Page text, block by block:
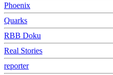
Phoenix
Quarks
RBB Doku
Real Stories
reporter